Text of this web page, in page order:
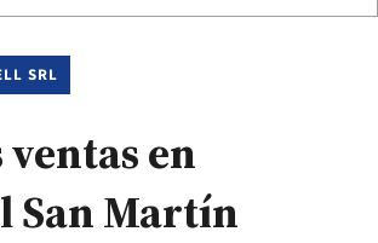
SRL
en
San Martín